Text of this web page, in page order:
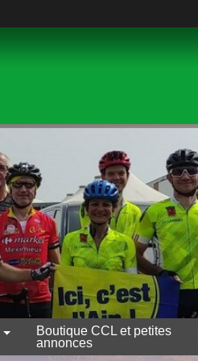
Boutique CCL et petites
annonces